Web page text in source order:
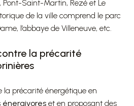
Saint-Martin, Rezé et Le
de la ville comprend le parc
l’abbaye de Villeneuve, etc.
la précarité
la précarité énergétique en
et en proposant des